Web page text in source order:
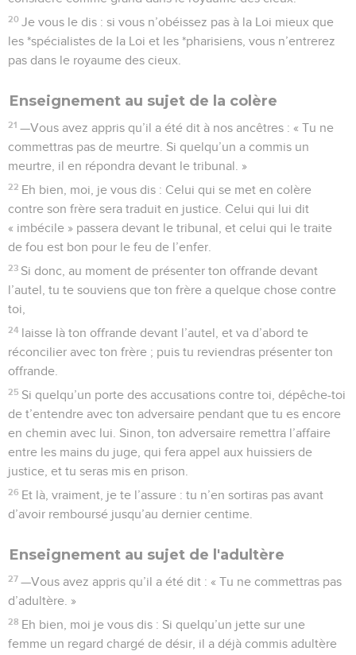
20 Je vous le dis : si vous n’obéissez pas à la Loi mieux que
les *spécialistes de la Loi et les *pharisiens, vous n’entrerez
pas dans le royaume des cieux.
Enseignement au sujet de la colère
21 —Vous avez appris qu’il a été dit à nos ancêtres : « Tu ne
commettras pas de meurtre. Si quelqu’un a commis un
meurtre, il en répondra devant le tribunal. »
22 Eh bien, moi, je vous dis : Celui qui se met en colère
contre son frère sera traduit en justice. Celui qui lui dit
« imbécile » passera devant le tribunal, et celui qui le traite
de fou est bon pour le feu de l’enfer.
23 Si donc, au moment de présenter ton offrande devant
l’autel, tu te souviens que ton frère a quelque chose contre
toi,
24 laisse là ton offrande devant l’autel, et va d’abord te
réconcilier avec ton frère ; puis tu reviendras présenter ton
offrande.
25 Si quelqu’un porte des accusations contre toi, dépêche-toi
de t’entendre avec ton adversaire pendant que tu es encore
en chemin avec lui. Sinon, ton adversaire remettra l’affaire
entre les mains du juge, qui fera appel aux huissiers de
justice, et tu seras mis en prison.
26 Et là, vraiment, je te l’assure : tu n’en sortiras pas avant
d’avoir remboursé jusqu’au dernier centime.
Enseignement au sujet de l'adultère
27 —Vous avez appris qu’il a été dit : « Tu ne commettras pas
d’adultère. »
28 Eh bien, moi je vous dis : Si quelqu’un jette sur une
femme un regard chargé de désir, il a déjà commis adultère